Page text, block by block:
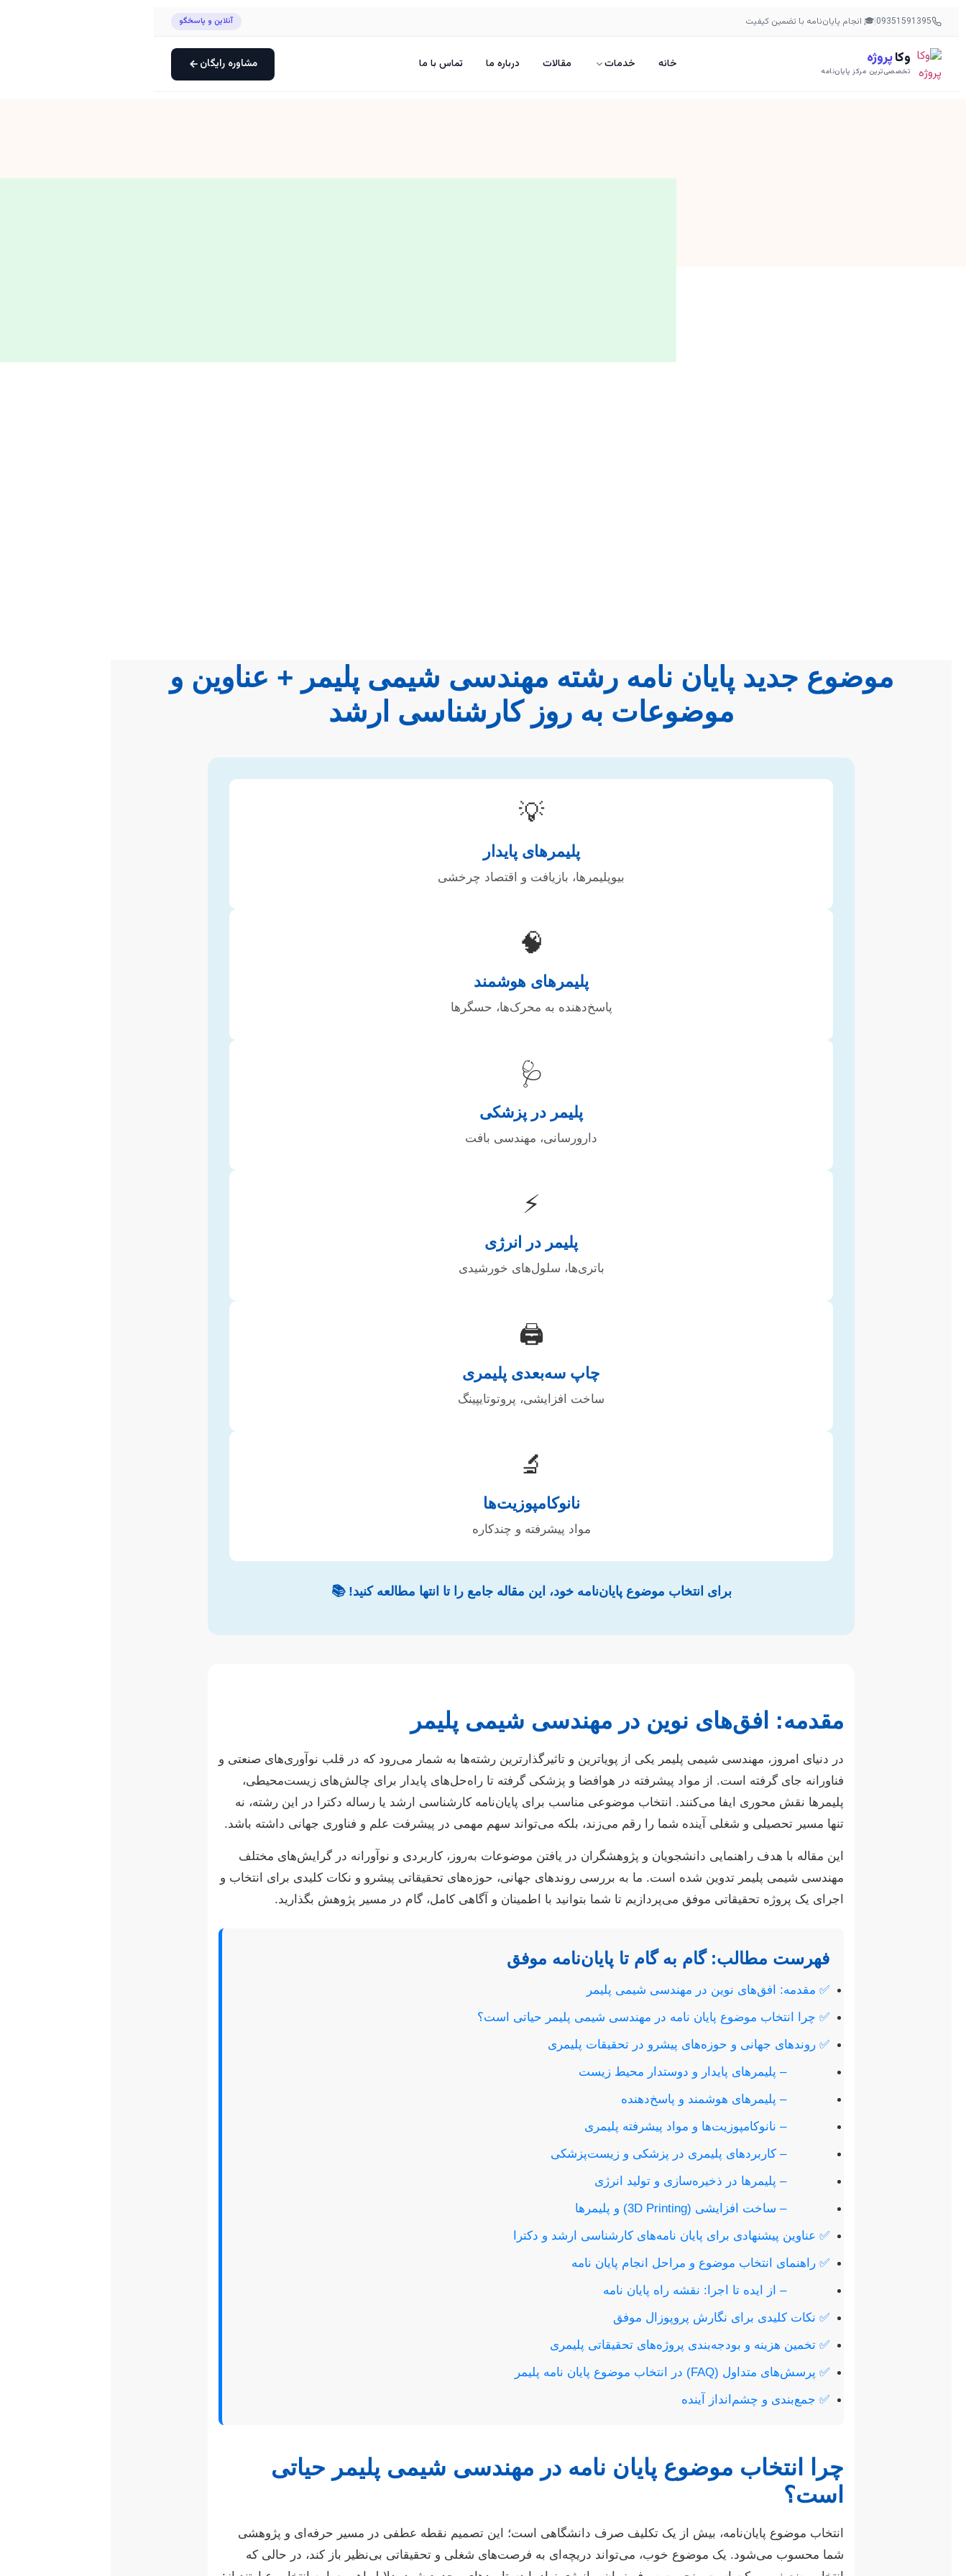
09351591395
|🎓 انجام پایان‌نامه با تضمین کیفیت آنلاین و پاسخگو
وکاپروژه
تخصصی‌ترین مرکز پایان‌نامه خانه خدمات مقالات درباره ما تماس با ما مشاوره رایگان
موضوع جدید پایان نامه رشته مهندسی شیمی پلیمر + عناوین و
موضوعات به روز کارشناسی ارشد
💡
پلیمرهای پایدار
بیوپلیمرها، بازیافت و اقتصاد چرخشی
🧠
پلیمرهای هوشمند
پاسخ‌دهنده به محرک‌ها، حسگرها
🩺
پلیمر در پزشکی
دارورسانی، مهندسی بافت
⚡
پلیمر در انرژی
باتری‌ها، سلول‌های خورشیدی
🖨️
چاپ سه‌بعدی پلیمری
ساخت افزایشی، پروتوتایپینگ
🔬
نانوکامپوزیت‌ها
مواد پیشرفته و چندکاره
برای انتخاب موضوع پایان‌نامه خود، این مقاله جامع را تا انتها مطالعه کنید! 📚
مقدمه: افق‌های نوین در مهندسی شیمی پلیمر
در دنیای امروز، مهندسی شیمی پلیمر یکی از پویاترین و تاثیرگذارترین رشته‌ها به شمار می‌رود که در قلب نوآوری‌های صنعتی و
فناورانه جای گرفته است. از مواد پیشرفته در هوافضا و پزشکی گرفته تا راه‌حل‌های پایدار برای چالش‌های زیست‌محیطی،
پلیمرها نقش محوری ایفا می‌کنند. انتخاب موضوعی مناسب برای پایان‌نامه کارشناسی ارشد یا رساله دکترا در این رشته، نه
تنها مسیر تحصیلی و شغلی آینده شما را رقم می‌زند، بلکه می‌تواند سهم مهمی در پیشرفت علم و فناوری جهانی داشته باشد.
این مقاله با هدف راهنمایی دانشجویان و پژوهشگران در یافتن موضوعات به‌روز، کاربردی و نوآورانه در گرایش‌های مختلف
مهندسی شیمی پلیمر تدوین شده است. ما به بررسی روندهای جهانی، حوزه‌های تحقیقاتی پیشرو و نکات کلیدی برای انتخاب و
اجرای یک پروژه تحقیقاتی موفق می‌پردازیم تا شما بتوانید با اطمینان و آگاهی کامل، گام در مسیر پژوهش بگذارید.
فهرست مطالب: گام به گام تا پایان‌نامه موفق
✅ مقدمه: افق‌های نوین در مهندسی شیمی پلیمر
✅ چرا انتخاب موضوع پایان نامه در مهندسی شیمی پلیمر حیاتی است؟
✅ روندهای جهانی و حوزه‌های پیشرو در تحقیقات پلیمری
– پلیمرهای پایدار و دوستدار محیط زیست
– پلیمرهای هوشمند و پاسخ‌دهنده
– نانوکامپوزیت‌ها و مواد پیشرفته پلیمری
– کاربردهای پلیمری در پزشکی و زیست‌پزشکی
– پلیمرها در ذخیره‌سازی و تولید انرژی
– ساخت افزایشی (3D Printing) و پلیمرها
✅ عناوین پیشنهادی برای پایان نامه‌های کارشناسی ارشد و دکترا
✅ راهنمای انتخاب موضوع و مراحل انجام پایان نامه
– از ایده تا اجرا: نقشه راه پایان نامه
✅ نکات کلیدی برای نگارش پروپوزال موفق
✅ تخمین هزینه و بودجه‌بندی پروژه‌های تحقیقاتی پلیمری
✅ پرسش‌های متداول (FAQ) در انتخاب موضوع پایان نامه پلیمر
✅ جمع‌بندی و چشم‌انداز آینده
چرا انتخاب موضوع پایان نامه در مهندسی شیمی پلیمر حیاتی
است؟
انتخاب موضوع پایان‌نامه، بیش از یک تکلیف صرف دانشگاهی است؛ این تصمیم نقطه عطفی در مسیر حرفه‌ای و پژوهشی
شما محسوب می‌شود. یک موضوع خوب، می‌تواند دریچه‌ای به فرصت‌های شغلی و تحقیقاتی بی‌نظیر باز کند، در حالی که